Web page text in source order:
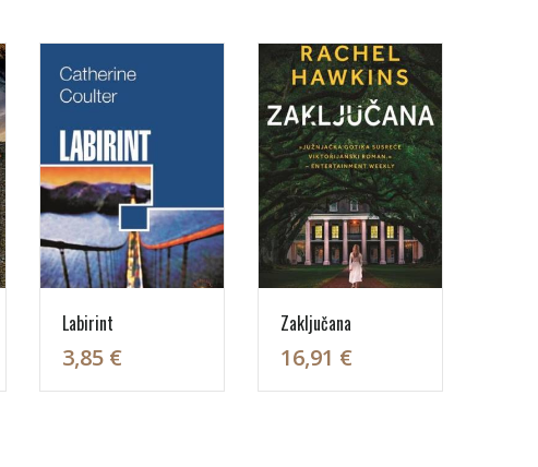
Labirint
3,85 €
Zaključana
16,91 €